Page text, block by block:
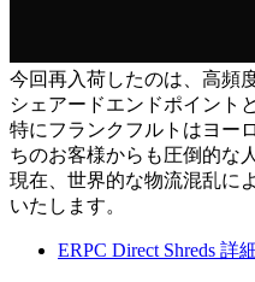
今回再入荷したのは、高頻
シェアードエンドポイント
特にフランクフルトはヨー
ちのお客様からも圧倒的な
現在、世界的な物流混乱に
いたします。
ERPC Direct Shreds 詳